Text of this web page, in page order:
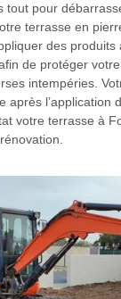
tout pour
terrasse en
des produits
de protéger
intempéries.
après l’application
votre terrasse à